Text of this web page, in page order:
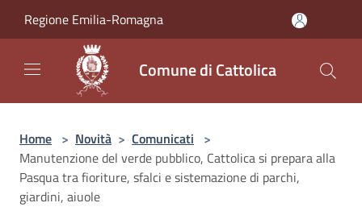
Regione Emilia-Romagna
Comune di Cattolica
Home > Novità > Comunicati >
Manutenzione del verde pubblico, Cattolica si prepara alla
Pasqua tra fioriture, sfalci e sistemazione di parchi,
giardini, aiuole